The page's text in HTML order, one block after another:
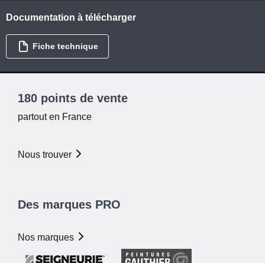
Documentation à télécharger
Fiche technique
180 points de vente
partout en France
Nous trouver
Des marques PRO
Nos marques